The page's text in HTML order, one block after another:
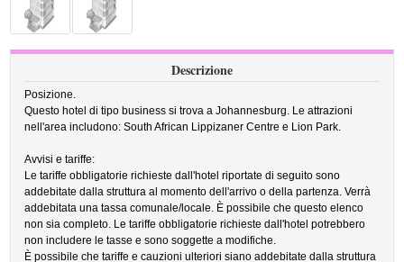
Descrizione
Posizione.
Questo hotel di tipo business si trova a Johannesburg. Le attrazioni
nell'area includono: South African Lippizaner Centre e Lion Park.
Avvisi e tariffe:
Le tariffe obbligatorie richieste dall'hotel riportate di seguito sono
addebitate dalla struttura al momento dell'arrivo o della partenza. Verrà
addebitata una tassa comunale/locale. È possibile che questo elenco
non sia completo. Le tariffe obbligatorie richieste dall'hotel potrebbero
non includere le tasse e sono soggette a modifiche.
È possibile che tariffe e cauzioni ulteriori siano addebitate dalla struttura